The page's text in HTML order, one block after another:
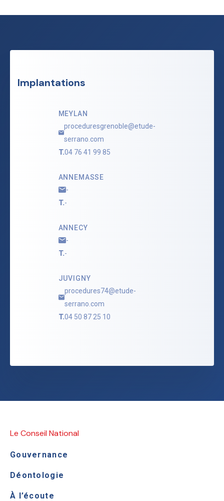
Implantations
MEYLAN
proceduresgrenoble@etude-
serrano.com
T.04 76 41 99 85
ANNEMASSE
-
T.-
ANNECY
-
T.-
JUVIGNY
procedures74@etude-
serrano.com
T.04 50 87 25 10
Le Conseil National
Gouvernance
Déontologie
À l’écoute